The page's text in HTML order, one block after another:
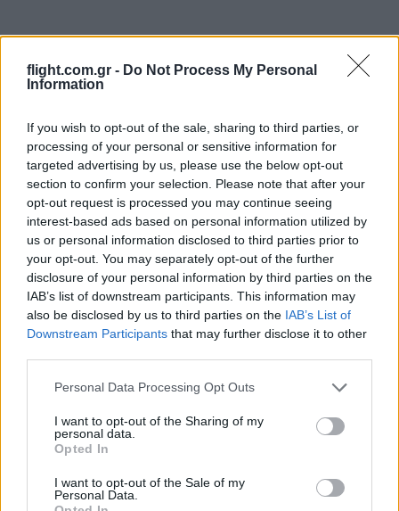
flight.com.gr - Do Not Process My Personal
Information
If you wish to opt-out of the sale, sharing to third parties, or
processing of your personal or sensitive information for
targeted advertising by us, please use the below opt-out
section to confirm your selection. Please note that after your
opt-out request is processed you may continue seeing
interest-based ads based on personal information utilized by
us or personal information disclosed to third parties prior to
your opt-out. You may separately opt-out of the further
disclosure of your personal information by third parties on the
IAB’s list of downstream participants. This information may
also be disclosed by us to third parties on the IAB’s List of
Downstream Participants that may further disclose it to other
Please note that this website/app uses one or more Google
not limited to your visit or usage behaviour. You may click to
grant or deny consent to Google and its third-party tags to
use your data for below specified purposes in below Google
consent section.
Personal Data Processing Opt Outs
I want to opt-out of the Sharing of my
personal data.
Opted In
I want to opt-out of the Sale of my
Personal Data.
Ροή Ειδήσεων
ΗΠΑ: Νέες κυρώσεις στην Κούβα για
εισαγωγές όπλων και στρατιωτική
συνεργασία με Ρωσία και Κίνα
15:20
Ουκρανικά πλήγματα στη Μαύρη
Θάλασσα: Στόχος πλοία κοντά στο
Νοβοροσίσκ